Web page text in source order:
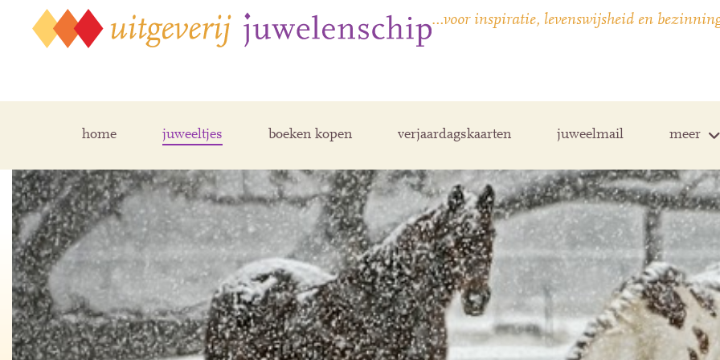
…voor inspiratie, levenswijsheid en
home juweeltjes boeken kopen verjaardagskaarten juweelmail meer